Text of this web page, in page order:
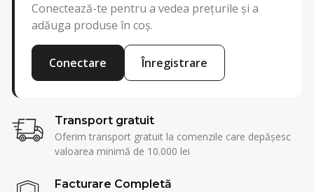
Conectează-te pentru a vedea prețurile și a
adăuga produse în coș.
Conectare Înregistrare
Transport gratuit
Oferim transport gratuit la comenzile care depășesc
valoarea minimă de 10.000 lei
Facturare Completă